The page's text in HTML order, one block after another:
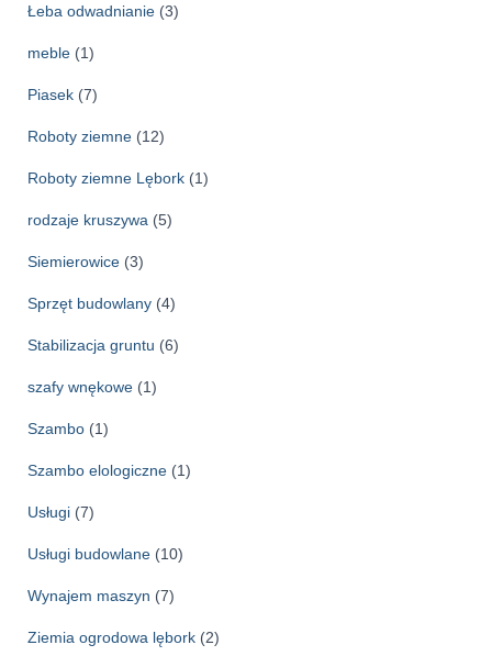
Łeba odwadnianie (3)
meble (1)
Piasek (7)
Roboty ziemne (12)
Roboty ziemne Lębork (1)
rodzaje kruszywa (5)
Siemierowice (3)
Sprzęt budowlany (4)
Stabilizacja gruntu (6)
szafy wnękowe (1)
Szambo (1)
Szambo elologiczne (1)
Usługi (7)
Usługi budowlane (10)
Wynajem maszyn (7)
Ziemia ogrodowa lębork (2)